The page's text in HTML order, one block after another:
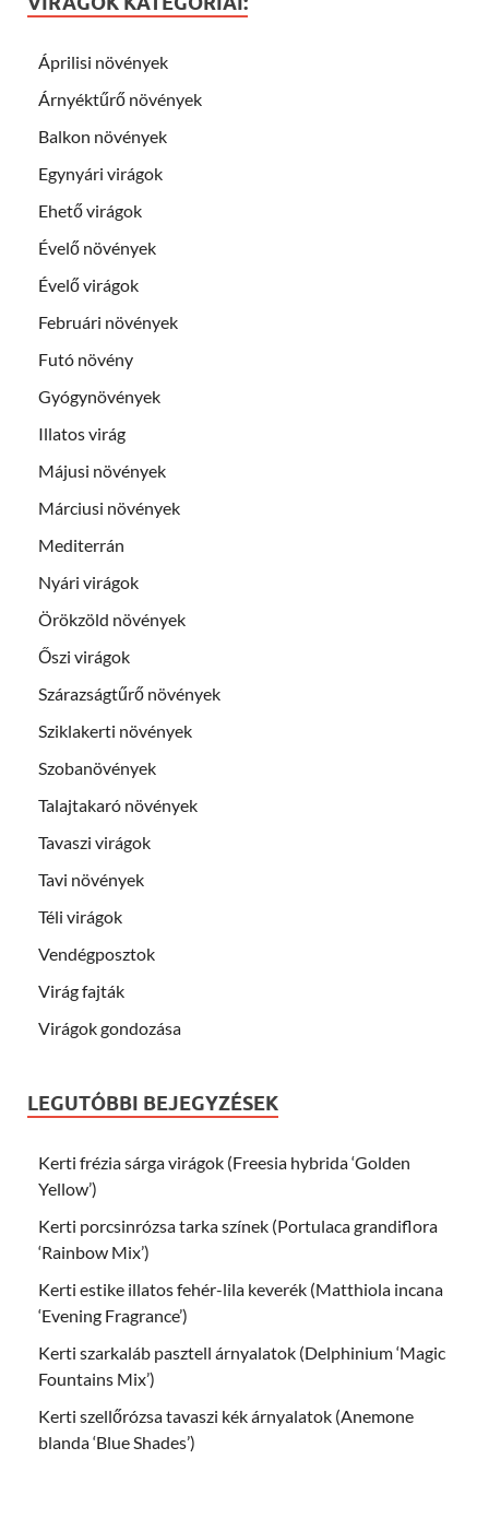
Áprilisi növények
Árnyéktűrő növények
Balkon növények
Egynyári virágok
Ehető virágok
Évelő növények
Évelő virágok
Februári növények
Futó növény
Gyógynövények
Illatos virág
Májusi növények
Márciusi növények
Mediterrán
Nyári virágok
Örökzöld növények
Őszi virágok
Szárazságtűrő növények
Sziklakerti növények
Szobanövények
Talajtakaró növények
Tavaszi virágok
Tavi növények
Téli virágok
Vendégposztok
Virág fajták
Virágok gondozása
LEGUTÓBBI BEJEGYZÉSEK
Kerti frézia sárga virágok (Freesia hybrida ‘Golden
Yellow’)
Kerti porcsinrózsa tarka színek (Portulaca grandiflora
‘Rainbow Mix’)
Kerti estike illatos fehér-lila keverék (Matthiola incana
‘Evening Fragrance’)
Kerti szarkaláb pasztell árnyalatok (Delphinium ‘Magic
Fountains Mix’)
Kerti szellőrózsa tavaszi kék árnyalatok (Anemone
blanda ‘Blue Shades’)